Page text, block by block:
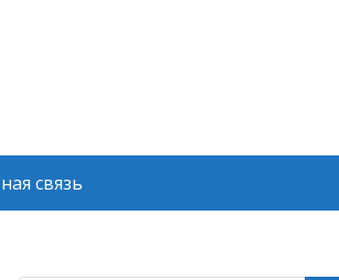
связь